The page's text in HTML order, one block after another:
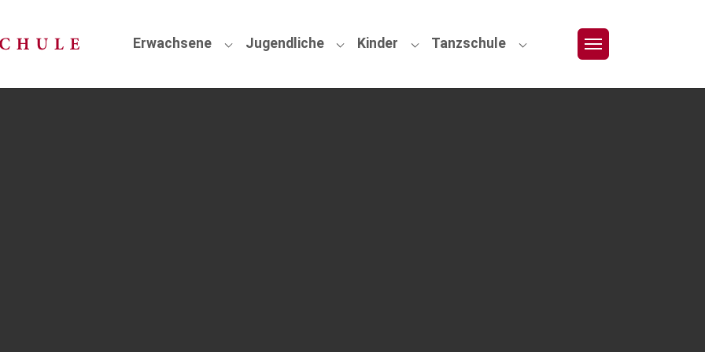
Erwachsene
Submenu for "Erwachsene"
Jugendliche
Submenu for "Jugendliche"
Kinder
Submenu for "Kinder"
Tanzschule
Submenu for "Tanzschule"